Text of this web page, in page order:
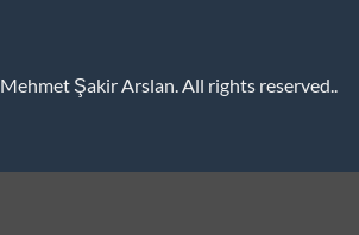
Mehmet Şakir Arslan. All rights reserved..